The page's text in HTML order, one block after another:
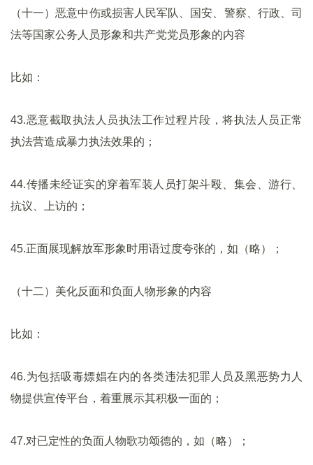
（十一）恶意中伤或损害人民军队、国安、警察、行政、司
法等国家公务人员形象和共产党党员形象的内容
比如：
43.恶意截取执法人员执法工作过程片段，将执法人员正常
执法营造成暴力执法效果的；
44.传播未经证实的穿着军装人员打架斗殴、集会、游行、
抗议、上访的；
45.正面展现解放军形象时用语过度夸张的，如（略）；
（十二）美化反面和负面人物形象的内容
比如：
46.为包括吸毒嫖娼在内的各类违法犯罪人员及黑恶势力人
物提供宣传平台，着重展示其积极一面的；
47.对已定性的负面人物歌功颂德的，如（略）；